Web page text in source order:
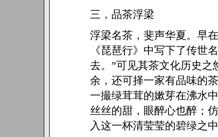
三，品茶浮梁
浮梁名茶，斐声华夏。早
《琵琶行》中写下了传世
去。”可见其茶文化历史
余，还可择一家有品味的
一撮绿茸茸的嫰芽在沸水
丝丝的甜，眼醉心也醉；
入这一杯清莹莹的碧绿